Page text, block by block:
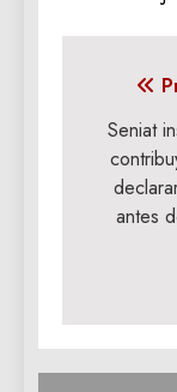
de
Seniat
antes